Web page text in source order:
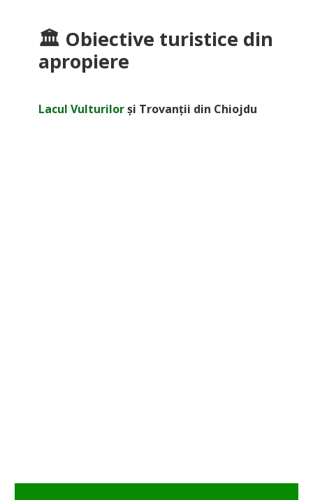
🏛 Obiective turistice din
apropiere
Lacul Vulturilorși Trovanții din Chiojdu